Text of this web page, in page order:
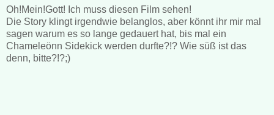
Oh!Mein!Gott! Ich muss diesen Film sehen!
Die Story klingt irgendwie belanglos, aber könnt ihr mir mal
sagen warum es so lange gedauert hat, bis mal ein
Chameleönn Sidekick werden durfte?!? Wie süß ist das
denn, bitte?!?;)